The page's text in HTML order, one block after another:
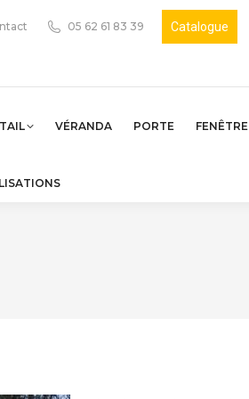
05 62 61 83 39 Catalogue
VÉRANDA PORTE FENÊTRE